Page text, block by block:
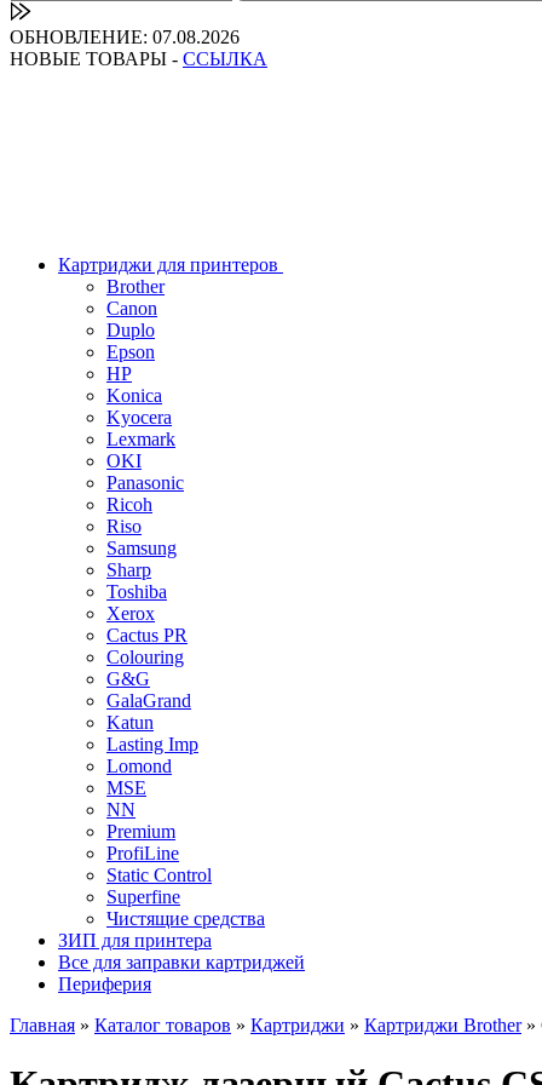
ОБНОВЛЕНИЕ: 07.08.2026
НОВЫЕ ТОВАРЫ - ССЫЛКА
Картриджи для принтеров
Brother
Canon
Duplo
Epson
HP
Konica
Kyocera
Lexmark
OKI
Panasonic
Ricoh
Riso
Samsung
Sharp
Toshiba
Xerox
Cactus PR
Colouring
G&G
GalaGrand
Katun
Lasting Imp
Lomond
MSE
NN
Premium
ProfiLine
Static Control
Superfine
Чистящие средства
ЗИП для принтера
Все для заправки картриджей
Периферия
Главная » Каталог товаров » Картриджи » Картриджи Brother»